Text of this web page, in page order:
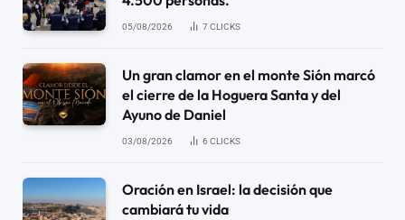
05/08/2026 7 CLICKS
Un gran clamor en el monte Sión marcó
el cierre de la Hoguera Santa y del
Ayuno de Daniel
03/08/2026 6 CLICKS
Oración en Israel: la decisión que
cambiará tu vida